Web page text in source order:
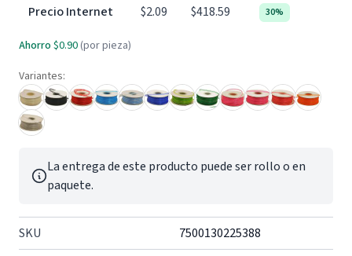
Precio Internet $2.09 $418.59 30%
Ahorro $0.90 (por pieza)
Variantes:
La entrega de este producto puede ser rollo o en
paquete.
SKU
7500130225388